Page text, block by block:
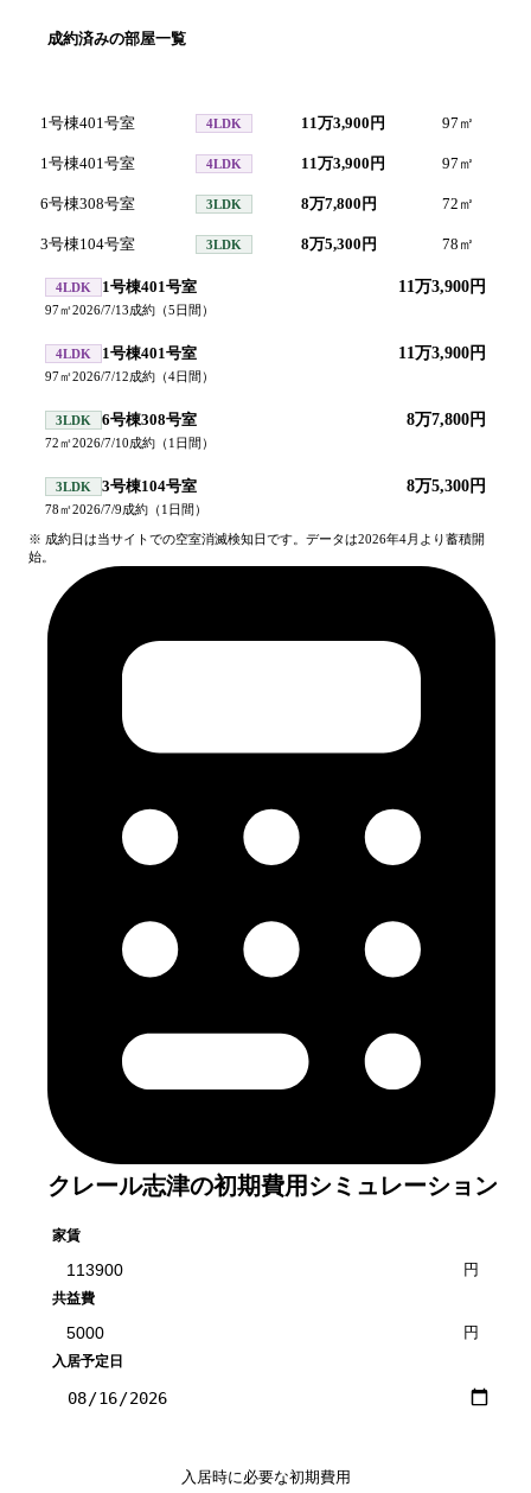
成約済みの部屋一覧
1号棟401号室 4LDK 11万3,900円 97 ㎡
1号棟401号室 4LDK 11万3,900円 97 ㎡
6号棟308号室 3LDK 8万7,800円 72 ㎡
3号棟104号室 3LDK 8万5,300円 78 ㎡
4LDK 1号棟401号室 11万3,900円
97㎡2026/7/13成約 （5日間）
4LDK 1号棟401号室 11万3,900円
97㎡2026/7/12成約 （4日間）
3LDK 6号棟308号室 8万7,800円
72㎡2026/7/10成約 （1 日間）
3LDK 3号棟104号室 8万5,300円
78㎡2026/7/9成約 （1 日間）
※ 成約日は当サイトでの空室消滅検知日です。データは2026年4月より蓄積開
始。
クレール志津の初期費用シミュレーション
家賃
円
共益費
円
入居予定日
入居時に必要な初期費用